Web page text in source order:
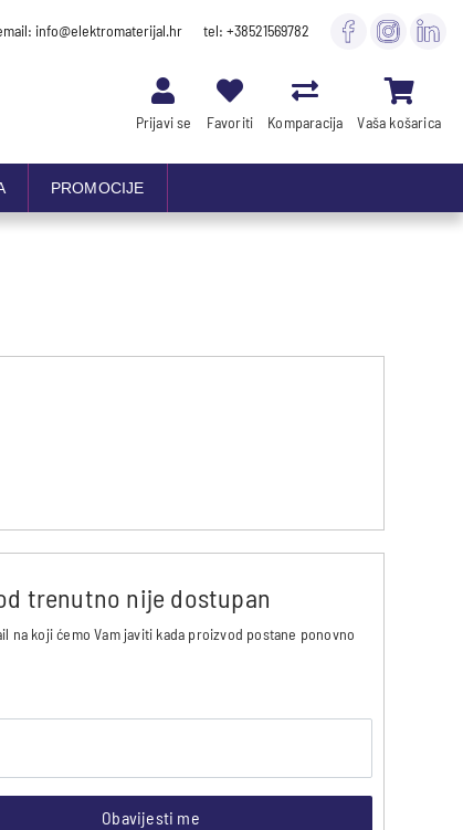
info@elektromaterijal.hr tel: +38521569782
Vaša košarica
Komparacija
Favoriti
Prijavi se
PROMOCIJE
trenutno nije dostupan
na koji ćemo Vam javiti kada proizvod postane ponovno
Obavijesti me